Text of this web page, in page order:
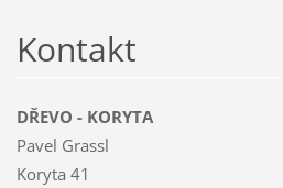
Kontakt
DŘEVO - KORYTA
Pavel Grassl
Koryta 41